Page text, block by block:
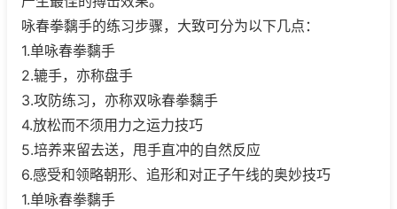
咏春拳黐手的练习步骤，大致可分为以下几点：
1.单咏春拳黐手
2.辘手，亦称盘手
3.攻防练习，亦称双咏春拳黐手
4.放松而不须用力之运力技巧
5.培养来留去送，甩手直冲的自然反应
6.感受和领略朝形、追形和对正子午线的奥妙技巧
1.单咏春拳黐手